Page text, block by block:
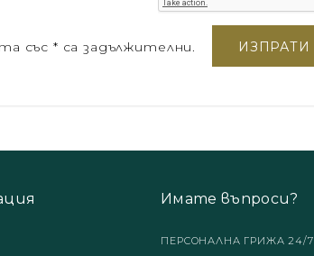
със * са задължителни.
Имате въпроси?
ПЕРСОНАЛНА ГРИЖА 24/7